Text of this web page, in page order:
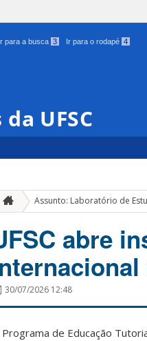
para a busca 3 Ir para o rodapé 4
UFSC
Assunto: Laboratório de
abre
30/07/2026 12:48
de Educação